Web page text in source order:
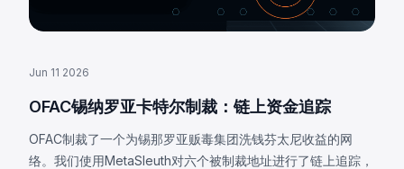
Jun 11 2026
OFAC锡纳罗亚卡特尔制裁：链上资金追踪
OFAC制裁了一个为锡那罗亚贩毒集团洗钱芬太尼收益的网
络。我们使用MetaSleuth对六个被制裁地址进行了链上追踪，